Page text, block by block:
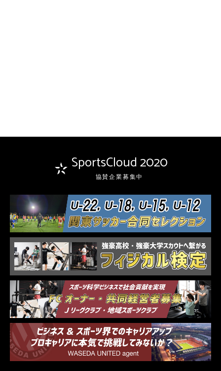
SportsCloud 2020
協賛企業募集中